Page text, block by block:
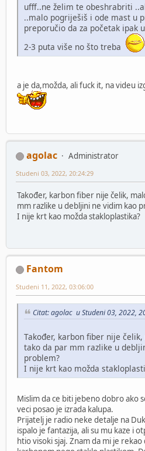
ufff..ne želim te obeshrabriti
..malo pogriješiš i ode mast u
preporučio da za početak ipak
2-3 puta više no što treba
a je da,možda, ali fuck it, na videu
agolac
Administrator
Studeni 03, 2022, 20:24:29
Također, karbon fiber nije čelik,
mm razlike u debljini ne vidim kao
I nije krt kao možda stakloplastika?
Fantom
Studeni 11, 2022, 03:06:00
Citat: agolac u Studeni 03, 2022,
Također, karbon fiber nije
tako da par mm razlike u
problem?
I nije krt kao možda
Mislim da ce biti jebeno dobro ako
veci posao je izrada kalupa.
Prijatelj je radio neke detalje na
ispalo je fantazija, ali su mu kaze i
htio visoki sjaj. Znam da mi je